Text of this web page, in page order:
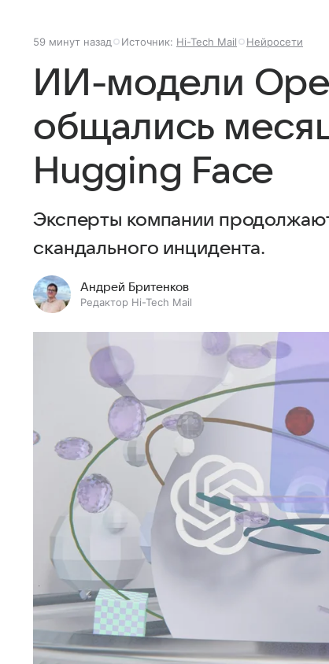
59 минут назад Источник: Hi-Tech Mail Нейросети
ИИ-модели
общались
Hugging Face
Эксперты компании
скандального инцидента.
Андрей Бритенков
Редактор Hi-Tech Mail